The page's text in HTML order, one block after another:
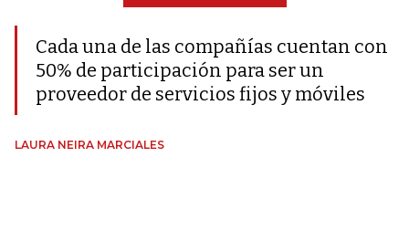
Cada una de las compañías cuentan con
50% de participación para ser un
proveedor de servicios fijos y móviles
LAURA NEIRA MARCIALES